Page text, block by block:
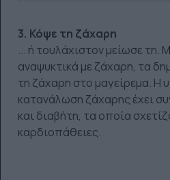
3. Κόψε τη ζάχαρη
... ή τουλάχιστον μείωσε τη.
αναψυκτικά με ζάχαρη, τα
τη ζάχαρη στο μαγείρεμα. Η
κατανάλωση ζάχαρης έχει
και διαβήτη, τα οποία
καρδιοπάθειες.